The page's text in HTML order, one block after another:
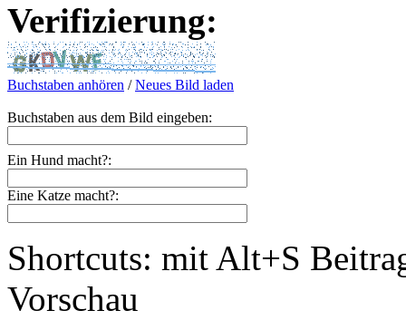
Verifizierung:
Buchstaben anhören /Neues Bild laden
Buchstaben aus dem Bild eingeben:
Ein Hund macht?:
Eine Katze macht?:
Shortcuts: mit Alt+S
Vorschau